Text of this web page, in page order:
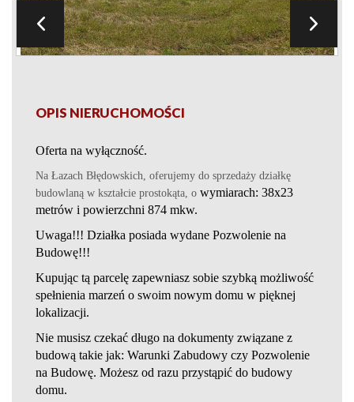
OPIS NIERUCHOMOŚCI
Oferta na wyłączność.
Na Łazach Błędowskich, oferujemy do sprzedaży działkę
budowlaną w kształcie prostokąta, o wymiarach: 38x23
metrów i powierzchni 874 mkw.
Uwaga!!! Działka posiada wydane Pozwolenie na
Budowę!!!
Kupując tą parcelę zapewniasz sobie szybką możliwość
spełnienia marzeń o swoim nowym domu w pięknej
lokalizacji.
Nie musisz czekać długo na dokumenty związane z
budową takie jak: Warunki Zabudowy czy Pozwolenie
na Budowę. Możesz od razu przystąpić do budowy
domu.